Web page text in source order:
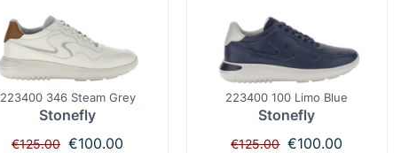
223400 346 Steam Grey
Stonefly
€125.00 Original
€100.00
223400 100 Limo Blue
Stonefly
€125.00 Original
€100.00